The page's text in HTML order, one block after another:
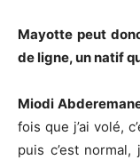
Mayotte peut
de ligne, un natif
Miodi
fois que j’ai volé,
puis c’est